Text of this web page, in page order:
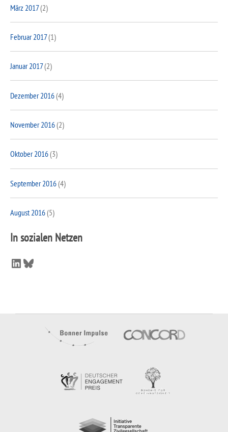
März 2017(2)
Februar 2017(1)
Januar 2017(2)
Dezember 2016(4)
November 2016(2)
Oktober 2016(3)
September 2016(4)
August 2016(5)
In sozialen Netzen
LinkedIn
Bluesky